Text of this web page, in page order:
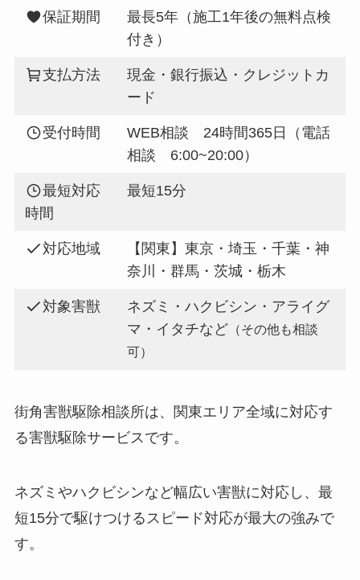
保証期間
最長5年（施工1年後の無料点検
付き）
支払方法
現金・銀行振込・クレジットカ
ード
受付時間
WEB相談 24時間365日（電話
相談 6:00~20:00）
最短対応
時間
最短15分
対応地域
【関東】東京・埼玉・千葉・神
奈川・群馬・茨城・栃木
対象害獣
ネズミ・ハクビシン・アライグ
マ・イタチなど （その他も相談
可）
街角害獣駆除相談所は、関東エリア全域に対応す
る害獣駆除サービスです。
ネズミやハクビシンなど幅広い害獣に対応し、最
短15分で駆けつけるスピード対応が最大の強みで
す。